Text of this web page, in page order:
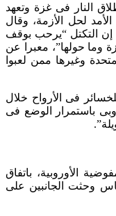
النار فى غزة وتعهد
لحل الأزمة، وقال
إن التكتل “يرحب بوقف
وما حولها”، معبرا عن
وغيرها ممن لعبوا
فى الأرواح خلال
الأوروبى باستمرار الوضع فى
الأوروبية، باتفاق
وحثت الجانبين على